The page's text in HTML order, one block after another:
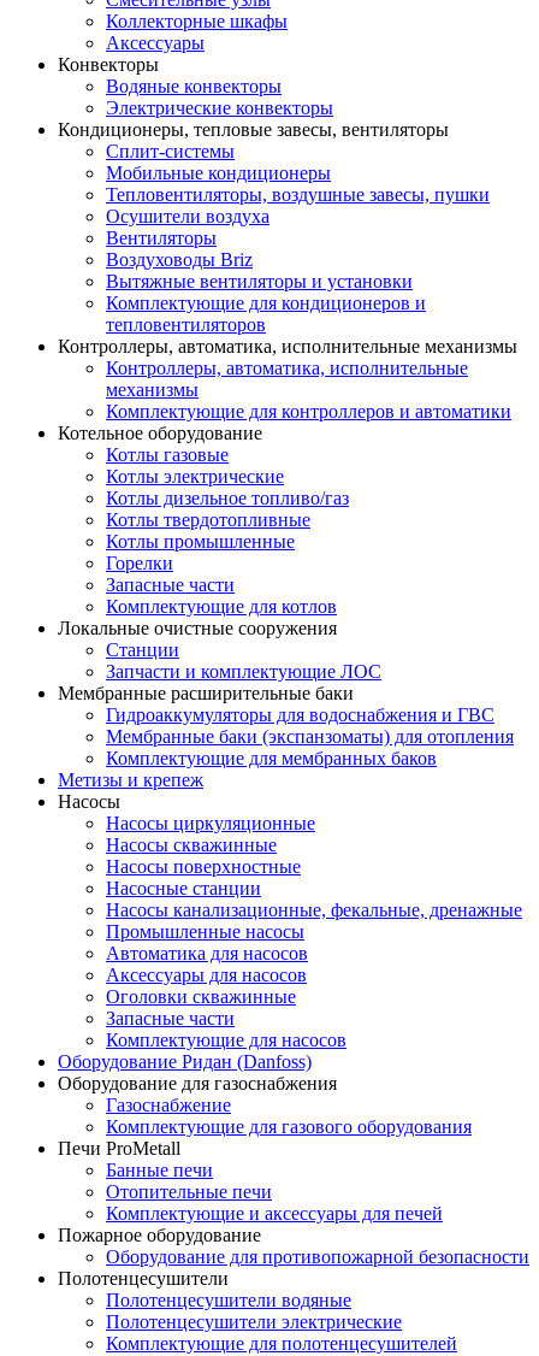
Коллекторные шкафы
Аксессуары
Конвекторы
Водяные конвекторы
Электрические конвекторы
Кондиционеры, тепловые завесы, вентиляторы
Сплит-системы
Мобильные кондиционеры
Тепловентиляторы, воздушные завесы, пушки
Осушители воздуха
Вентиляторы
Воздуховоды Briz
Вытяжные вентиляторы и установки
Комплектующие для кондиционеров и
тепловентиляторов
Контроллеры, автоматика, исполнительные механизмы
Контроллеры, автоматика, исполнительные
механизмы
Комплектующие для контроллеров и автоматики
Котельное оборудование
Котлы газовые
Котлы электрические
Котлы дизельное топливо/газ
Котлы твердотопливные
Котлы промышленные
Горелки
Запасные части
Комплектующие для котлов
Локальные очистные сооружения
Станции
Запчасти и комплектующие ЛОС
Мембранные расширительные баки
Гидроаккумуляторы для водоснабжения и ГВС
Мембранные баки (экспанзоматы) для отопления
Комплектующие для мембранных баков
Метизы и крепеж
Насосы
Насосы циркуляционные
Насосы скважинные
Насосы поверхностные
Насосные станции
Насосы канализационные, фекальные, дренажные
Промышленные насосы
Автоматика для насосов
Аксессуары для насосов
Оголовки скважинные
Запасные части
Комплектующие для насосов
Оборудование Ридан (Danfoss)
Оборудование для газоснабжения
Газоснабжение
Комплектующие для газового оборудования
Печи ProMetall
Банные печи
Отопительные печи
Комплектующие и аксессуары для печей
Пожарное оборудование
Оборудование для противопожарной безопасности
Полотенцесушители
Полотенцесушители водяные
Полотенцесушители электрические
Комплектующие для полотенцесушителей